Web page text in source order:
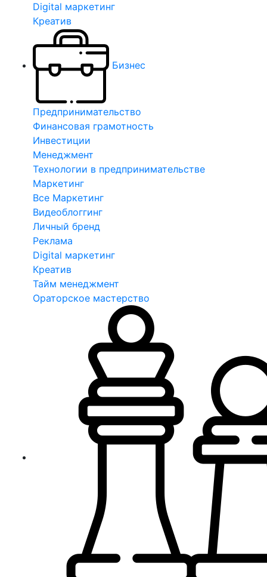
Digital маркетинг
Креатив
Бизнес
Предпринимательство
Финансовая грамотность
Инвестиции
Менеджмент
Технологии в предпринимательстве
Маркетинг
Все Маркетинг
Видеоблоггинг
Личный бренд
Реклама
Digital маркетинг
Креатив
Тайм менеджмент
Ораторское мастерство